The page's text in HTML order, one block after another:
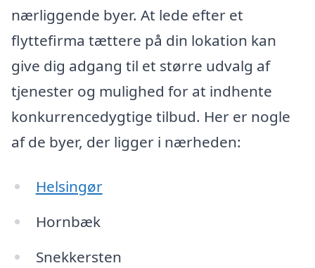
nærliggende byer. At lede efter et
flyttefirma tættere på din lokation kan
give dig adgang til et større udvalg af
tjenester og mulighed for at indhente
konkurrencedygtige tilbud. Her er nogle
af de byer, der ligger i nærheden:
Helsingør
Hornbæk
Snekkersten